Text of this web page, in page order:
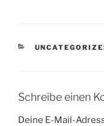
KATEGORIEN
Schreibe einen
Deine E-Mail-